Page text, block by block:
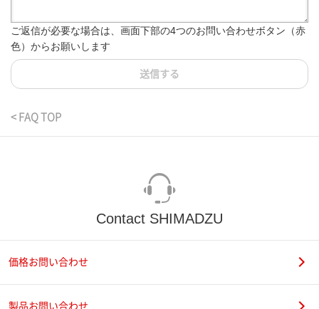
ご返信が必要な場合は、画面下部の4つのお問い合わせボタン（赤
色）からお願いします
送信する
< FAQ TOP
Contact SHIMADZU
価格お問い合わせ
製品お問い合わせ